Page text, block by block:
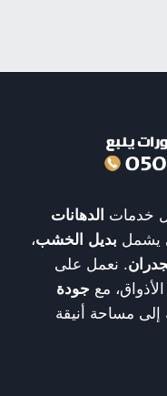
خدمات الدهانات
يشمل بديل الخشب،
. نعمل على
مع جودة
إلى مساحة أنيقة